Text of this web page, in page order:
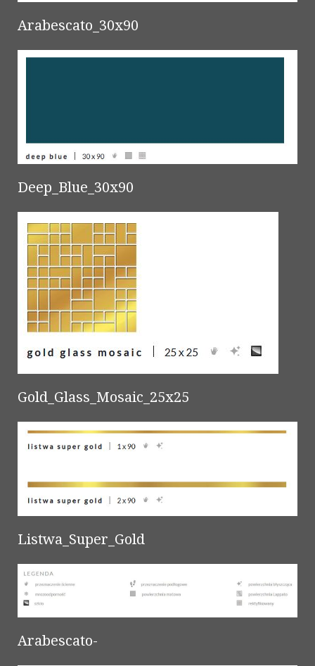
Arabescato_30x90
Deep_Blue_30x90
Gold_Glass_Mosaic_25x25
Listwa_Super_Gold
Arabescato-